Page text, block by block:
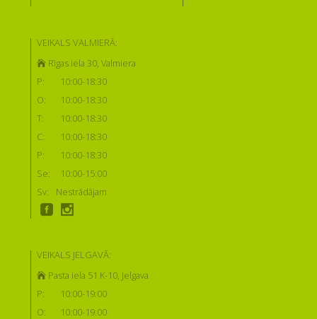
VEIKALS VALMIERĀ:
Rīgas iela 30, Valmiera
P:
10:00-18:30
O:
10:00-18:30
T:
10:00-18:30
C:
10:00-18:30
P:
10:00-18:30
Se:
10:00-15:00
Sv:
Nestrādājam
VEIKALS JELGAVĀ:
Pasta iela 51 K-10, Jelgava
P:
10:00-19:00
O:
10:00-19:00